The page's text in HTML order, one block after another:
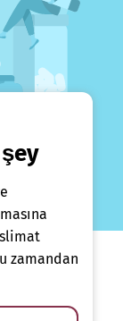
zamandan